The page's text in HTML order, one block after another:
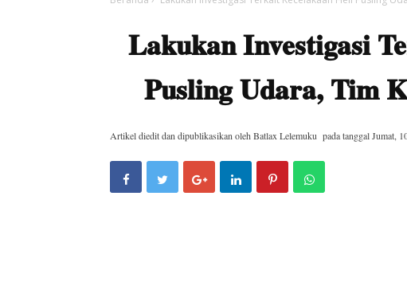
Lakukan Investigasi
Pusling Udara, Tim
Artikel diedit dan dipublikasikan oleh Batlax Lelemuku pada tanggalJumat,